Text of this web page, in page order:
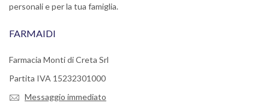
personali e per la tua famiglia.
FARMAIDI
Farmacia Monti di Creta Srl
Partita IVA 15232301000
Messaggio immediato